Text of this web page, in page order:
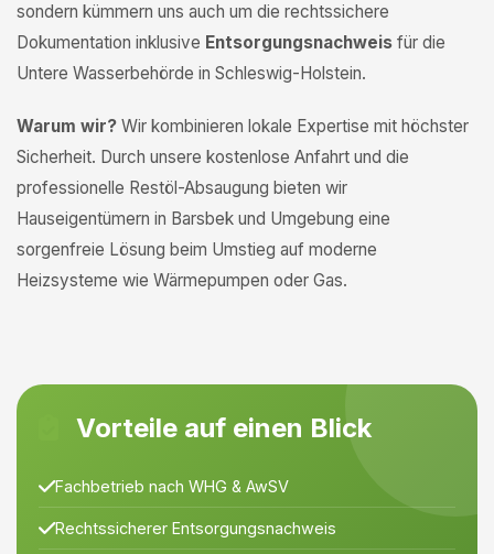
sondern kümmern uns auch um die rechtssichere
Dokumentation inklusive Entsorgungsnachweis für die
Untere Wasserbehörde in Schleswig-Holstein.
Warum wir? Wir kombinieren lokale Expertise mit höchster
Sicherheit. Durch unsere kostenlose Anfahrt und die
professionelle Restöl-Absaugung bieten wir
Hauseigentümern in Barsbek und Umgebung eine
sorgenfreie Lösung beim Umstieg auf moderne
Heizsysteme wie Wärmepumpen oder Gas.
Vorteile auf einen Blick
Fachbetrieb nach WHG & AwSV
Rechtssicherer Entsorgungsnachweis